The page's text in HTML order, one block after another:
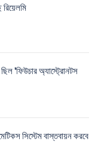
'ফিউচার অ্যাস্ট্রোনটস
সিস্টেম বাস্তবায়ন করবে